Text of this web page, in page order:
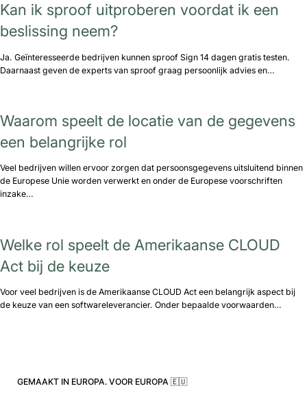
Kan ik sproof uitproberen voordat ik een
beslissing neem?
Ja. Geïnteresseerde bedrijven kunnen sproof Sign 14 dagen gratis testen.
Daarnaast geven de experts van sproof graag persoonlijk advies en…
Waarom speelt de locatie van de gegevens
een belangrijke rol
Veel bedrijven willen ervoor zorgen dat persoonsgegevens uitsluitend binnen
de Europese Unie worden verwerkt en onder de Europese voorschriften
inzake…
Welke rol speelt de Amerikaanse CLOUD
Act bij de keuze
Voor veel bedrijven is de Amerikaanse CLOUD Act een belangrijk aspect bij
de keuze van een softwareleverancier. Onder bepaalde voorwaarden…
GEMAAKT IN EUROPA. VOOR EUROPA 🇪🇺